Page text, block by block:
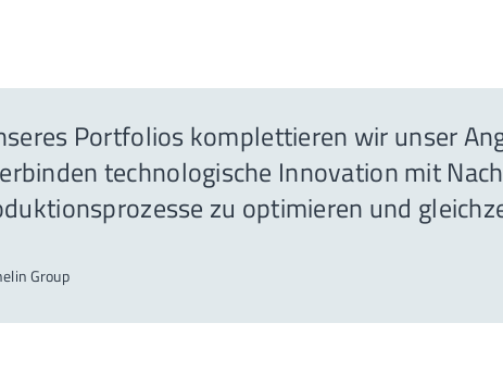
Portfolios komplettieren wir unser
technologische Innovation mit
zu optimieren und
Group